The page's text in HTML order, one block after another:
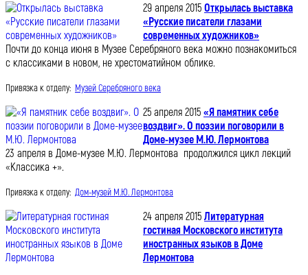
29 апреля 2015 Открылась выставка
«Русские писатели глазами
современных художников»
Почти до конца июня в Музее Серебряного века можно познакомиться
с классиками в новом, не хрестоматийном облике.
Привязка к отделу: Музей Серебряного века
25 апреля 2015 «Я памятник себе
воздвиг». О поэзии поговорили в
Доме-музее М.Ю. Лермонтова
23 апреля в Доме-музее М.Ю. Лермонтова продолжился цикл лекций
«Классика +».
Привязка к отделу: Дом-музей М.Ю. Лермонтова
24 апреля 2015 Литературная
гостиная Московского института
иностранных языков в Доме
Лермонтова